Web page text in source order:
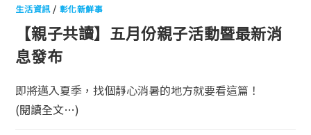
生活資訊/ 彰化新鮮事
【親子共讀】五月份親子活動暨最新消
息發布
即將邁入夏季，找個靜心消暑的地方就要看這篇！
(閱讀全文…)